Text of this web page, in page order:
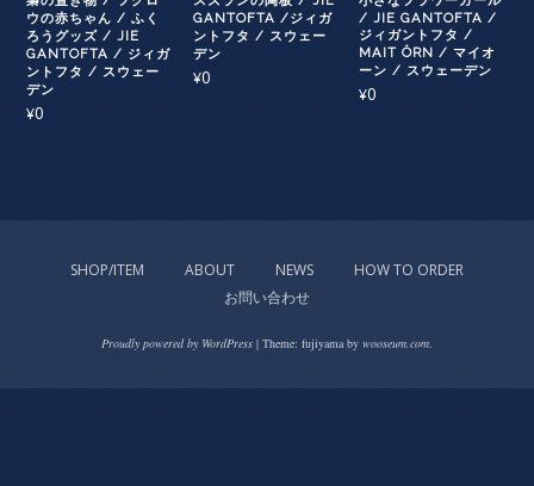
ウの赤ちゃん / ふく
ろうグッズ / JIE
GANTOFTA / ジィガ
ントフタ / スウェー
デン
¥0
GANTOFTA /ジィガ
ントフタ / スウェー
デン
¥0
/ JIE GANTOFTA /
ジィガントフタ /
MAIT ÖRN / マイオ
ーン / スウェーデン
¥0
SHOP/ITEM ABOUT NEWS
HOW TO ORDER
お問い合わせ
Proudly powered by WordPress | Theme: fujiyama by wooseum.com.